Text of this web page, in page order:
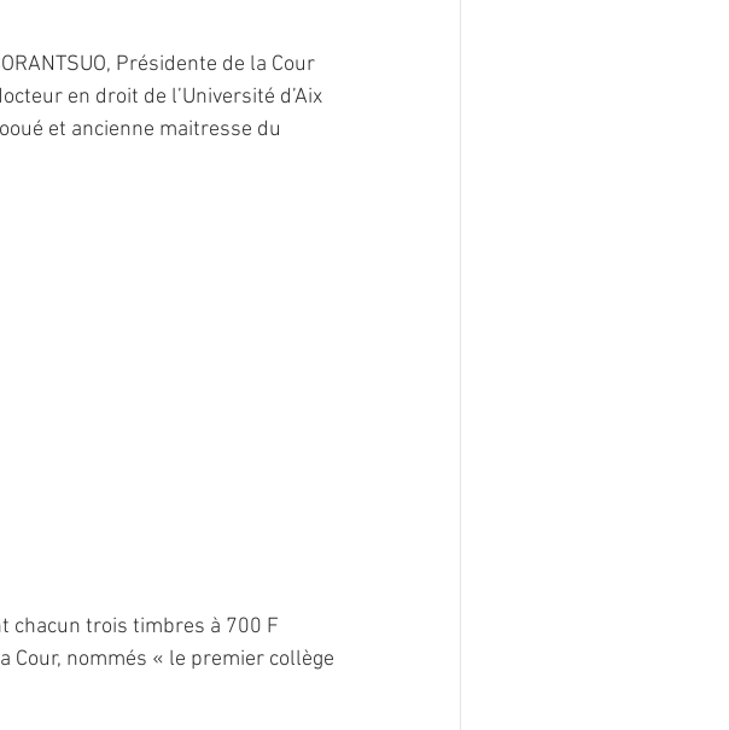
Présidente de la Cour
en droit de l’Université d’Aix
et ancienne maitresse du
chacun trois timbres à 700 F
nommés « le premier collège